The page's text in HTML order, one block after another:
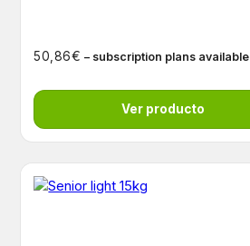
50,86€ – subscription plans available
Ver producto